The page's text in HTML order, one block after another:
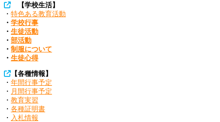
【学校生活】
・ 特色ある教育活動
・ 学校行事
・ 生徒活動
・ 部活動
・ 制服について
・ 生徒心得
【各種情報】
・ 年間行事予定
・ 月間行事予定
・ 教育実習
・ 各種証明書
・ 入札情報